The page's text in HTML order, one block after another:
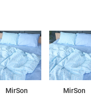
MirSon
MirSon